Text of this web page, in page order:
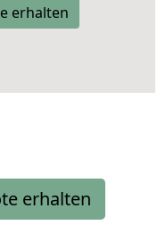
erhalten
erhalten